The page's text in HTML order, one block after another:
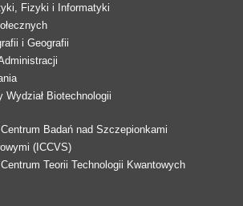
Fizyki i Informatyki
i Geografii
Wydział Biotechnologii
Badań nad Szczepionkami
(ICCVS)
Teorii Technologii Kwantowych